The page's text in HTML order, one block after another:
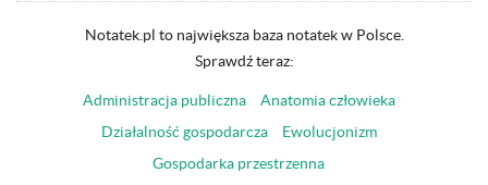
Notatek.pl to największa baza notatek w Polsce.
Sprawdź teraz:
Administracja publiczna
Anatomia człowieka
Działalność gospodarcza
Ewolucjonizm
Gospodarka przestrzenna